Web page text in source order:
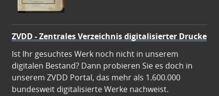
ZVDD - Zentrales Verzeichnis digitalisierter Drucke
Ist Ihr gesuchtes Werk noch nicht in unserem
digitalen Bestand? Dann probieren Sie es doch in
unserem ZVDD Portal, das mehr als 1.600.000
bundesweit digitalisierte Werke nachweist.